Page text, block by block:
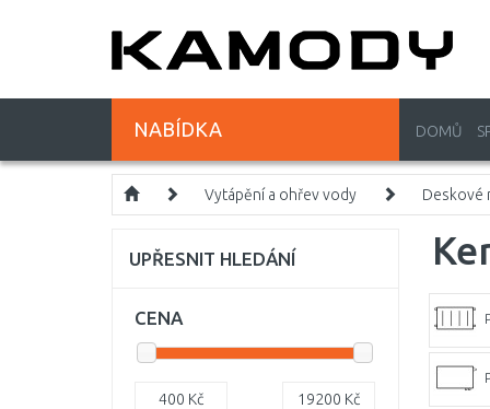
NABÍDKA DOMŮ
Vytápění a ohřev vody Deskové
UPŘESNIT HLEDÁNÍ
CENA
400 Kč 19200 Kč